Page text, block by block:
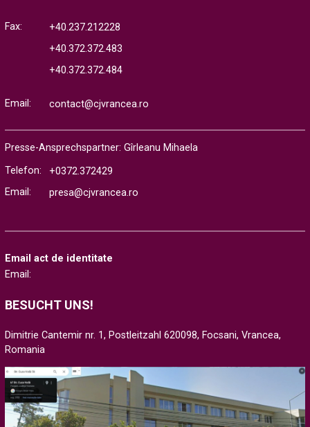
Fax:
+40.237.212228
+40.372.372.483
+40.372.372.484
Email: contact@cjvrancea.ro
Presse-Ansprechspartner: Gîrleanu Mihaela
Telefon:
+0372.372429
Email:
presa@cjvrancea.ro
Email act de identitate
Email:
BESUCHT UNS!
Dimitrie Cantemir nr. 1, Postleitzahl 620098, Focsani, Vrancea,
Romania